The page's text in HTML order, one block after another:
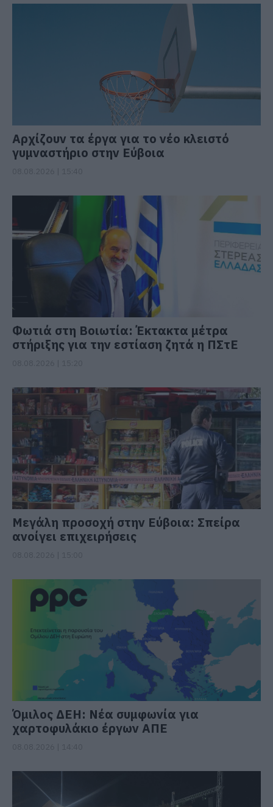
Αρχίζουν τα έργα για το νέο κλειστό
γυμναστήριο στην Εύβοια
Φωτιά στη Βοιωτία: Έκτακτα μέτρα
στήριξης για την εστίαση ζητά η ΠΣτΕ
Μεγάλη προσοχή στην Εύβοια: Σπείρα
ανοίγει επιχειρήσεις
Όμιλος ΔΕΗ: Νέα συμφωνία για
χαρτοφυλάκιο έργων ΑΠΕ